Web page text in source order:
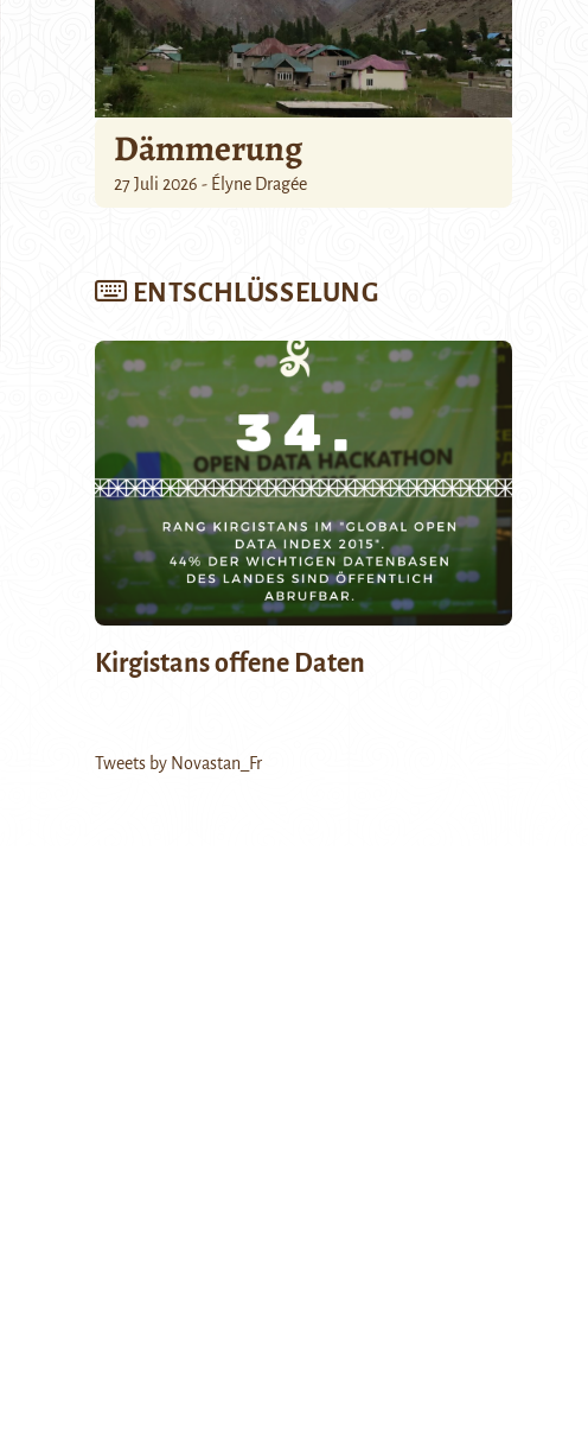
Dämmerung
27 Juli 2026 - Élyne Dragée
ENTSCHLÜSSELUNG
Kirgistans offene Daten
Tweets by Novastan_Fr